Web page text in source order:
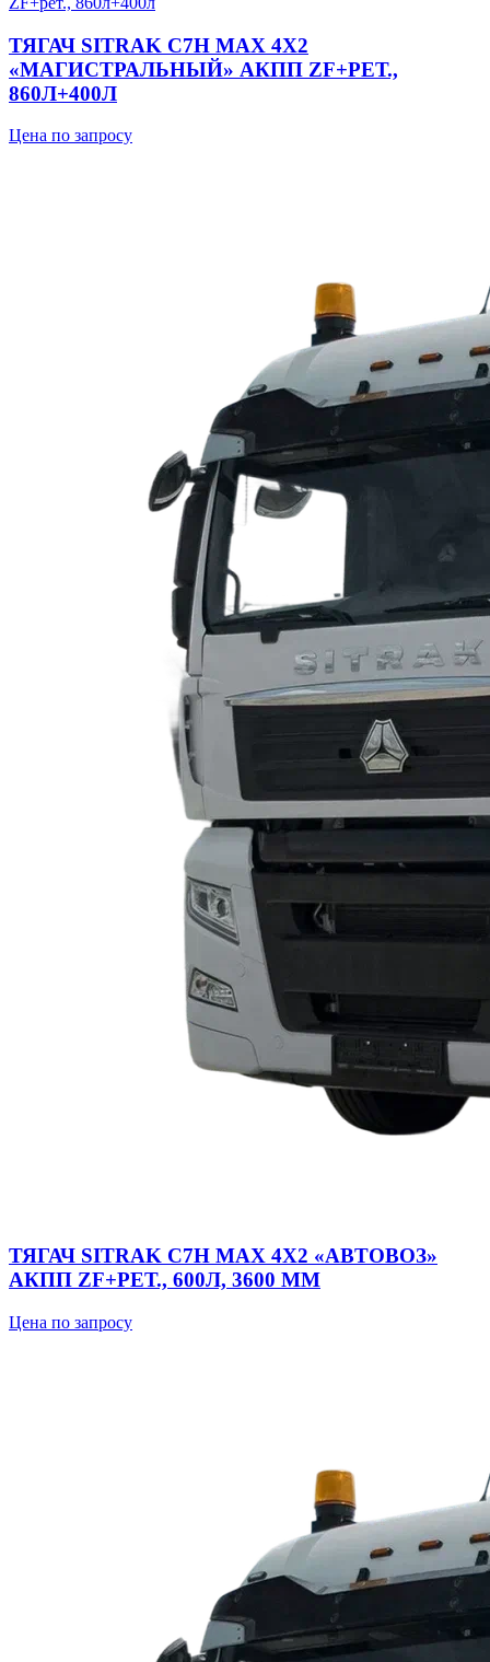
ТЯГАЧ SITRAK C7H MAX 4Х2
«МАГИСТРАЛЬНЫЙ» АКПП ZF+РЕТ.,
860Л+400Л
Цена по запросу
ТЯГАЧ SITRAK C7H MAX 4Х2 «АВТОВОЗ»
АКПП ZF+РЕТ., 600Л, 3600 ММ
Цена по запросу